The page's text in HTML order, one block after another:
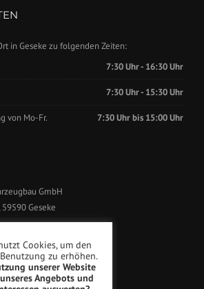
in Geseke zu folgenden Zeiten:
7:30 Uhr - 16:30 Uhr
7:30 Uhr - 15:30 Uhr
von Mo-Fr. 7:30 Uhr bis 15:00 Uhr
GmbH
Geseke
5799777
Cookies, um den
zu erhöhen.
unserer Website
Angebots und